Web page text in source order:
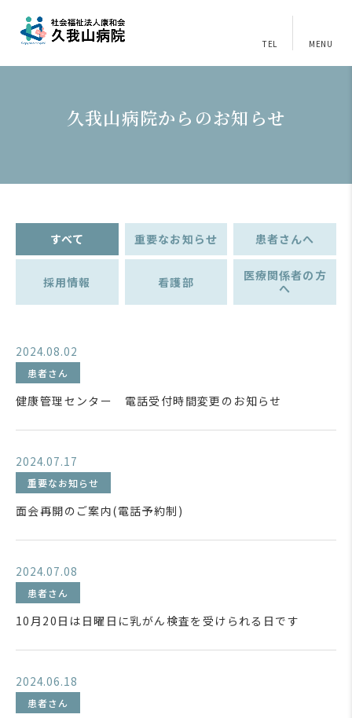
TEL MENU
久我山病院からのお知らせ
すべて 重要なお知らせ 患者さんへ
採用情報 看護部
医療関係者の方
へ
2024.08.02
患者さん
健康管理センター 電話受付時間変更のお知らせ
2024.07.17
重要なお知らせ
面会再開のご案内(電話予約制)
2024.07.08
患者さん
10月20日は日曜日に乳がん検査を受けられる日です
2024.06.18
患者さん